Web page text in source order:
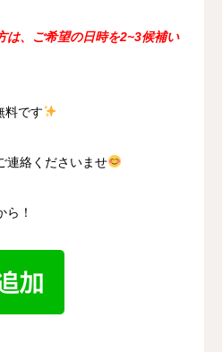
は、ご希望の日時を2~3候補い
料です
連絡くださいませ
！